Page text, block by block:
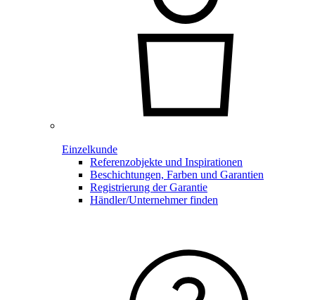
Einzelkunde
Referenzobjekte und Inspirationen
Beschichtungen, Farben und Garantien
Registrierung der Garantie
Händler/Unternehmer finden